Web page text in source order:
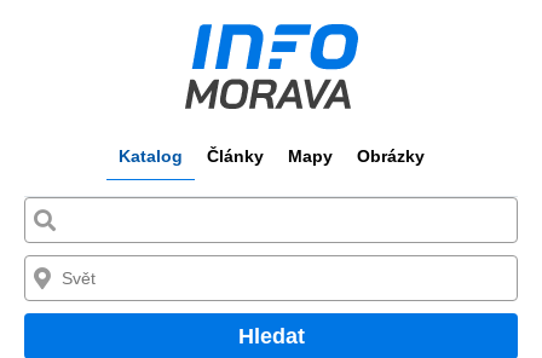
Katalog Články Mapy Obrázky
Hledat